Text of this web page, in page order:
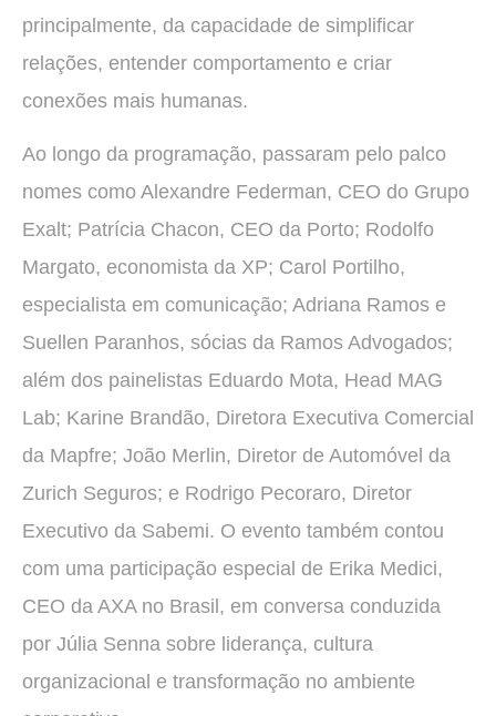
principalmente, da capacidade de simplificar
relações, entender comportamento e criar
conexões mais humanas.
Ao longo da programação, passaram pelo palco
nomes como Alexandre Federman, CEO do Grupo
Exalt; Patrícia Chacon, CEO da Porto; Rodolfo
Margato, economista da XP; Carol Portilho,
especialista em comunicação; Adriana Ramos e
Suellen Paranhos, sócias da Ramos Advogados;
além dos painelistas Eduardo Mota, Head MAG
Lab; Karine Brandão, Diretora Executiva Comercial
da Mapfre; João Merlin, Diretor de Automóvel da
Zurich Seguros; e Rodrigo Pecoraro, Diretor
Executivo da Sabemi. O evento também contou
com uma participação especial de Erika Medici,
CEO da AXA no Brasil, em conversa conduzida
por Júlia Senna sobre liderança, cultura
organizacional e transformação no ambiente